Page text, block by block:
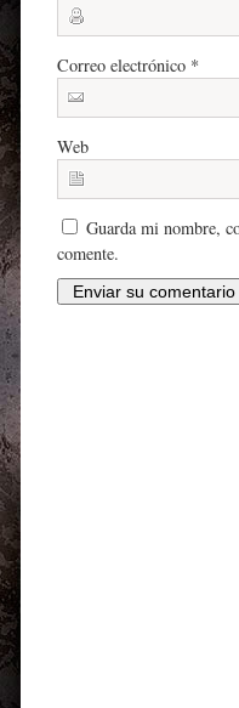
Correo electrónico *
Web
Guarda mi nombre,
comente.